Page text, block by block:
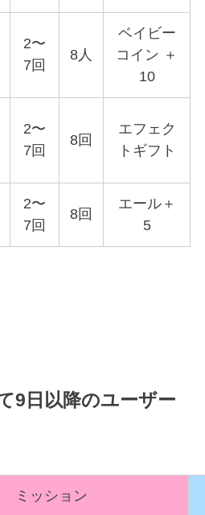
2〜
7回
8人
ベイビー
コイン ＋
10
2〜
7回
8回
エフェク
トギフト
2〜
7回
8回
エール＋
5
9日以降のユーザー
ミッション